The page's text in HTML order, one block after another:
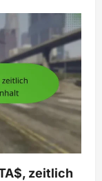
zeitlich